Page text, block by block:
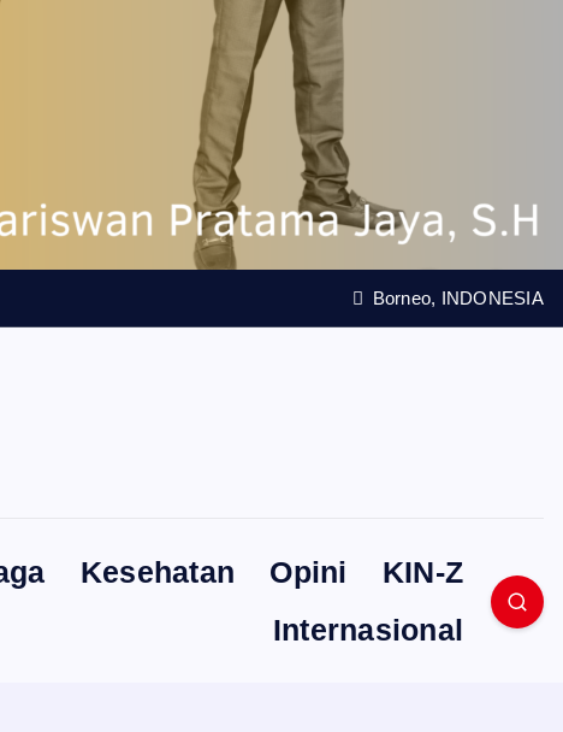
Borneo, INDONESIA
Kesehatan Opini
KIN-Z
Internasional